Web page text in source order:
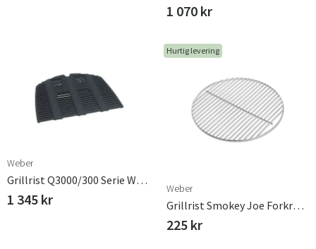
Danmark
Norge
1 070 kr
Weber
Grillrist Q3000/300 Serie Weber
1 345 kr
Hurtig levering
Weber
Grillrist Smokey Joe Forkromet Stål Weber
225 kr